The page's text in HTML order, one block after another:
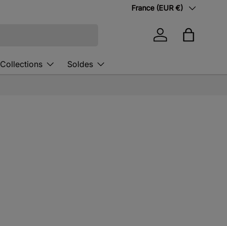
Pays
France (EUR €)
Se connecter
Panier
Collections Soldes